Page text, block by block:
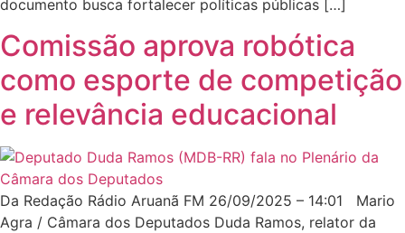
documento busca fortalecer políticas públicas […]
Comissão aprova robótica
como esporte de competição
e relevância educacional
Da Redação Rádio Aruanã FM 26/09/2025 – 14:01 Mario
Agra / Câmara dos Deputados Duda Ramos, relator da